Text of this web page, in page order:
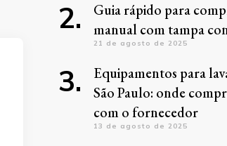
Guia rápido para
manual com tampa
21 de agosto de 2025
Equipamentos para
São Paulo: onde
com o fornecedor
13 de agosto de 2025